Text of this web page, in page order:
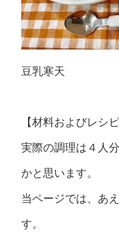
豆乳寒天
【材料およびレシ
実際の調理は４人
かと思います。
当ページでは、あ
す。